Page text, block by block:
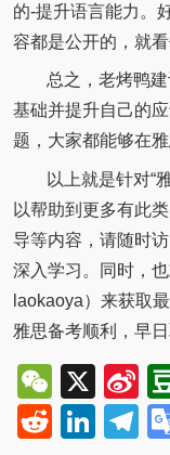
的-提升语言能力。
容都是公开的，就
总之，老烤鸭
基础并提升自己的
题，大家都能够在
以上就是针对“
以帮助到更多有此
导等内容，请随时
深入学习。同时，
laokaoya）来获取
雅思备考顺利，早
X
Reddit